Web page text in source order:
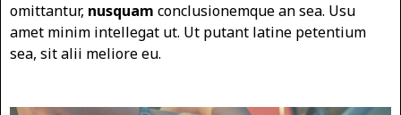
omittantur, nusquam conclusionemque an sea. Usu
amet minim intellegat ut. Ut putant latine petentium
sea, sit alii meliore eu.